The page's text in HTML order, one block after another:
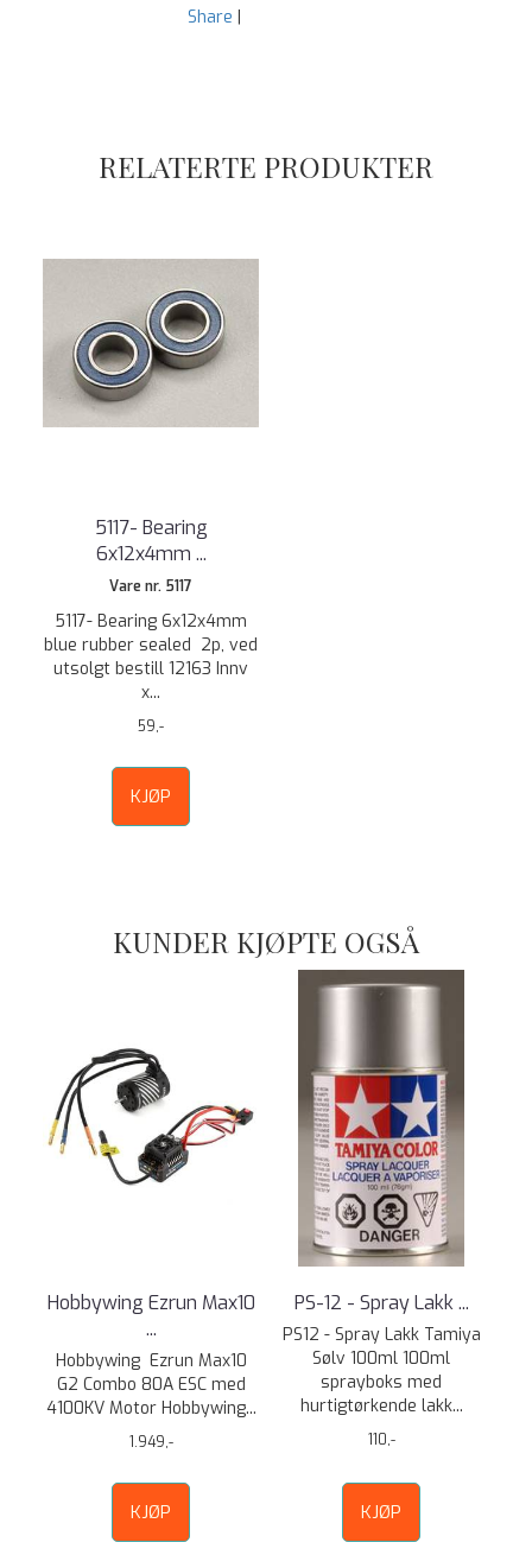
Share
RELATERTE PRODUKTER
5117- Bearing
6x12x4mm ...
Vare nr. 5117
5117- Bearing 6x12x4mm
blue rubber sealed 2p, ved
utsolgt bestill 12163 Innv
x...
59,-
KJØP
KUNDER KJØPTE OGSÅ
Hobbywing Ezrun Max10
...
Hobbywing Ezrun Max10
G2 Combo 80A ESC med
4100KV Motor Hobbywing...
1.949,-
KJØP
PS-12 - Spray Lakk ...
PS12 - Spray Lakk Tamiya
Sølv 100ml 100ml
sprayboks med
hurtigtørkende lakk...
110,-
KJØP